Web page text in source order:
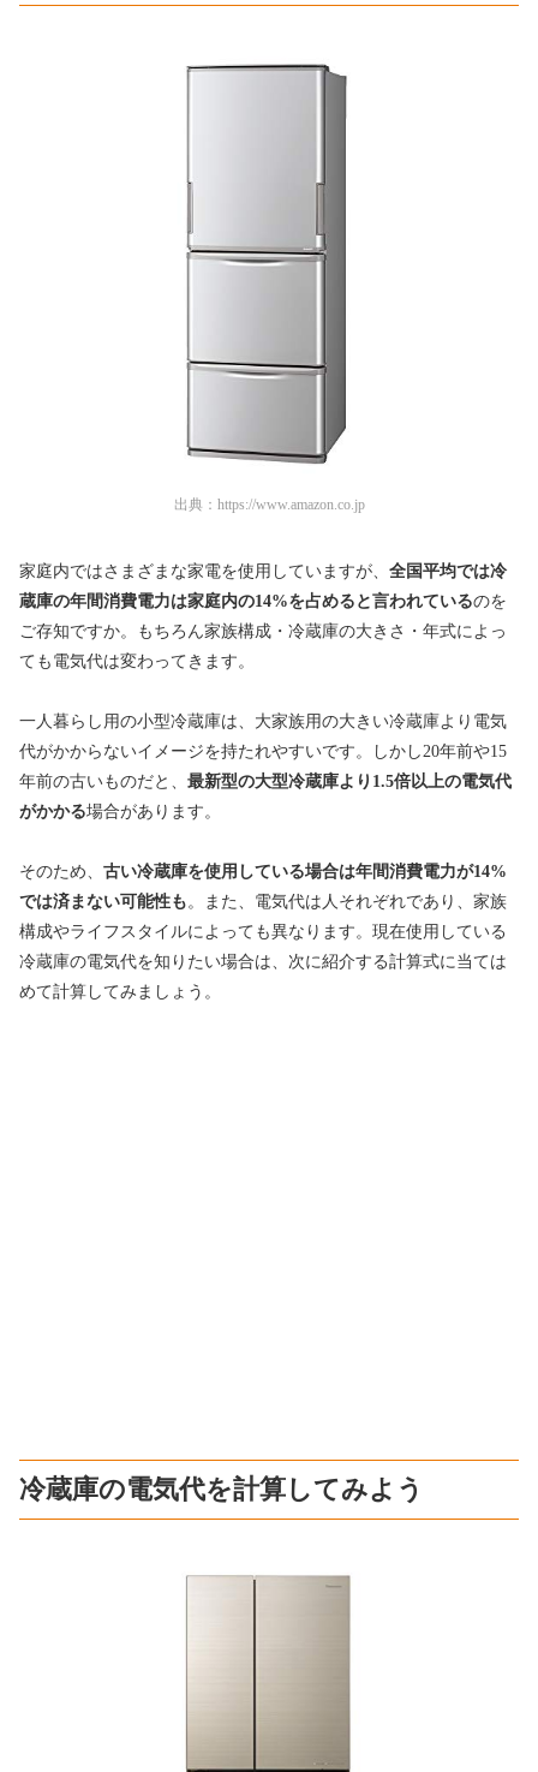
出典： https://www.amazon.co.jp
家庭内ではさまざまな家電を使用していますが、 全国平均では冷
蔵庫の年間消費電力は家庭内の14%を占めると言われているのを
ご存知ですか。もちろん家族構成・冷蔵庫の大きさ・年式によっ
ても電気代は変わってきます。
一人暮らし用の小型冷蔵庫は、大家族用の大きい冷蔵庫より電気
代がかからないイメージを持たれやすいです。しかし20年前や15
年前の古いものだと、 最新型の大型冷蔵庫より1.5倍以上の電気代
がかかる場合があります。
そのため、 古い冷蔵庫を使用している場合は年間消費電力が14%
では済まない可能性も 。また、電気代は人それぞれであり、家族
構成やライフスタイルによっても異なります。現在使用している
冷蔵庫の電気代を知りたい場合は、次に紹介する計算式に当ては
めて計算してみましょう。
冷蔵庫の電気代を計算してみよう